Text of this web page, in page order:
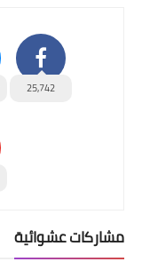
25,742
مشاركات عشوائية